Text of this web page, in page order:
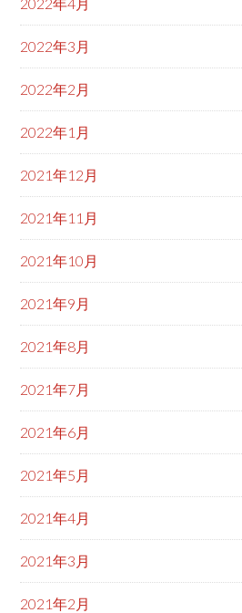
2022年3月
2022年2月
2022年1月
2021年12月
2021年11月
2021年10月
2021年9月
2021年8月
2021年7月
2021年6月
2021年5月
2021年4月
2021年3月
2021年2月